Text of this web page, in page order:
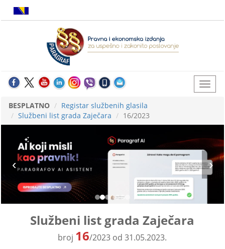
BESPLATNO
Registar službenih glasila
Službeni list grada Zaječara
16/2023
Službeni list grada Zaječara
broj 16/2023 od 31.05.2023.